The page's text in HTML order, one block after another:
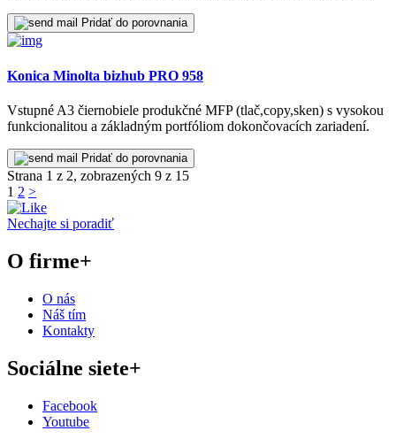
Pridať do porovnania
Konica Minolta bizhub PRO 958
Vstupné A3 čiernobiele produkčné MFP (tlač,copy,sken) s vysokou
funkcionalitou a základným portfóliom dokončovacích zariadení.
Pridať do porovnania
Strana 1 z 2, zobrazených 9 z 15
1 2 >
Nechajte si poradiť
O firme+
O nás
Náš tím
Kontakty
Sociálne siete+
Facebook
Youtube